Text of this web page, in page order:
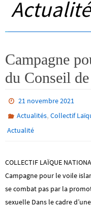
Actualité
Campagne
du Conseil
21 novembre 2021
Actualités,Collectif
Actualité
COLLECTIF LAÏQUE
Campagne pour le voile
se combat pas par la
sexuelle Dans le cadre